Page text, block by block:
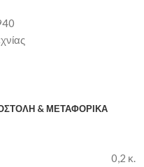
& ΜΕΤΑΦΟΡΙΚΆ
0,2 κ.